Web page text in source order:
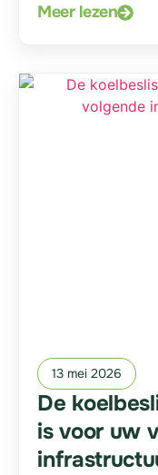
Meer lezen
13 mei 2026
De
is voor uw